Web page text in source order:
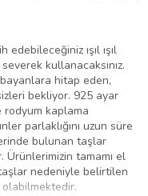
ışıl ışıl
kullanacaksınız.
hitap eden,
bekliyor. 925 ayar
rodyum kaplama
parlaklığını uzun süre
bulunan taşlar
tamamı el
nedeniyle belirtilen
olabilmektedir.